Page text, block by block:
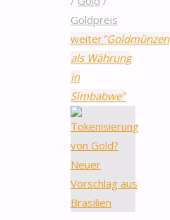
Goldpreis
weiter"Goldmünzen
als Währung
in
Simbabwe"